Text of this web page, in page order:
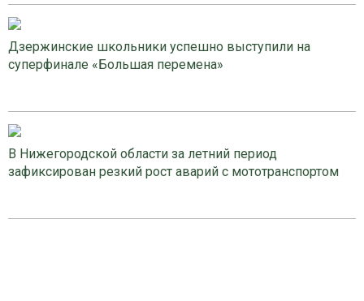
Дзержинские школьники успешно выступили на
суперфинале «Большая перемена»
В Нижегородской области за летний период
зафиксирован резкий рост аварий с мототранспортом